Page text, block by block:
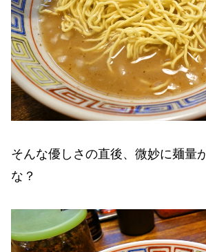
そんな優しさの直後、微妙に麺量
な？